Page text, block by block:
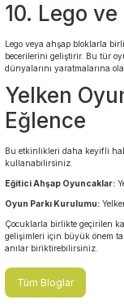
10. Lego
Lego veya ahşap bloklarla
becerilerini geliştirir. Bu tür
dünyalarını yaratmalarına
Yelken
Eğlence
Bu etkinlikleri daha keyifli
kullanabilirsiniz.
Eğitici Ahşap Oyuncaklar:
Oyun Parkı Kurulumu:
Çocuklarla birlikte geçirilen
gelişimleri için büyük önem
anılar biriktirebilirsiniz.
Tüm Bloglar